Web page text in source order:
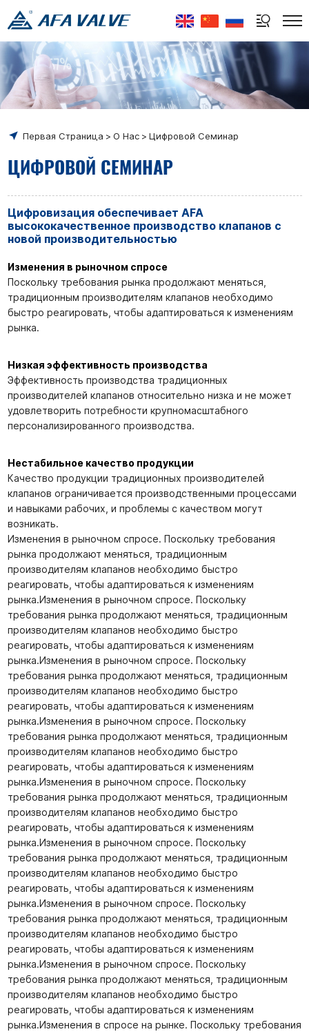
Select Language
Первая Страница О Нас Цифровой Семинар
ЦИФРОВОЙ СЕМИНАР
Цифровизация обеспечивает AFA
высококачественное производство клапанов с
новой производительностью
Изменения в рыночном спросе
Поскольку требования рынка продолжают меняться,
традиционным производителям клапанов необходимо
быстро реагировать, чтобы адаптироваться к изменениям
рынка.
Низкая эффективность производства
Эффективность производства традиционных
производителей клапанов относительно низка и не может
удовлетворить потребности крупномасштабного
персонализированного производства.
Нестабильное качество продукции
Качество продукции традиционных производителей
клапанов ограничивается производственными процессами
и навыками рабочих, и проблемы с качеством могут
возникать.
Изменения в рыночном спросе. Поскольку требования
рынка продолжают меняться, традиционным
производителям клапанов необходимо быстро
реагировать, чтобы адаптироваться к изменениям
рынка.Изменения в рыночном спросе. Поскольку
требования рынка продолжают меняться, традиционным
производителям клапанов необходимо быстро
реагировать, чтобы адаптироваться к изменениям
рынка.Изменения в рыночном спросе. Поскольку
требования рынка продолжают меняться, традиционным
производителям клапанов необходимо быстро
реагировать, чтобы адаптироваться к изменениям
рынка.Изменения в рыночном спросе. Поскольку
требования рынка продолжают меняться, традиционным
производителям клапанов необходимо быстро
реагировать, чтобы адаптироваться к изменениям
рынка.Изменения в рыночном спросе. Поскольку
требования рынка продолжают меняться, традиционным
производителям клапанов необходимо быстро
реагировать, чтобы адаптироваться к изменениям
рынка.Изменения в рыночном спросе. Поскольку
требования рынка продолжают меняться, традиционным
производителям клапанов необходимо быстро
реагировать, чтобы адаптироваться к изменениям
рынка.Изменения в рыночном спросе. Поскольку
требования рынка продолжают меняться, традиционным
производителям клапанов необходимо быстро
реагировать, чтобы адаптироваться к изменениям
рынка.Изменения в рыночном спросе. Поскольку
требования рынка продолжают меняться, традиционным
производителям клапанов необходимо быстро
реагировать, чтобы адаптироваться к изменениям
рынка.Изменения в спросе на рынке. Поскольку требования